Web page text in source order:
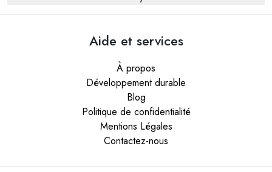
Aide et services
À propos
Développement durable
Blog
Politique de confidentialité
Mentions Légales
Contactez-nous